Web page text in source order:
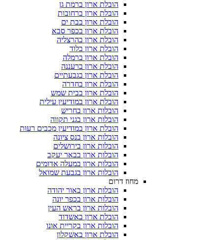
הובלת ארון ברמת גן
הובלת ארון ברחובות
הובלת ארון בבת ים
הובלת ארון בכפר סבא
הובלת ארון בהרצליה
הובלת ארון בלוד
הובלת ארון ברמלה
הובלת ארון ברעננה
הובלת ארון בגבעתיים
הובלת ארון בחדרה
הובלת ארון בבית שמש
הובלת ארון במודיעין עילית
הובלות ארון בחריש
הובלות ארון בגני תקווה
הובלת ארון במודיעין מכבים רעות
הובלות ארון בנס ציונה
הובלות ארון בירושלים
הובלות ארון בבאר יעקב
הובלות ארון במעלה אדומים
הובלות ארון בגבעת שמואל
מחוז דרום
הובלות ארון באור יהודה
הובלות ארון בכפר יונה
הובלות ארון בראש העין
הובלת ארון באשדוד
הובלות ארון בקריית אונו
הובלת ארון באשקלון